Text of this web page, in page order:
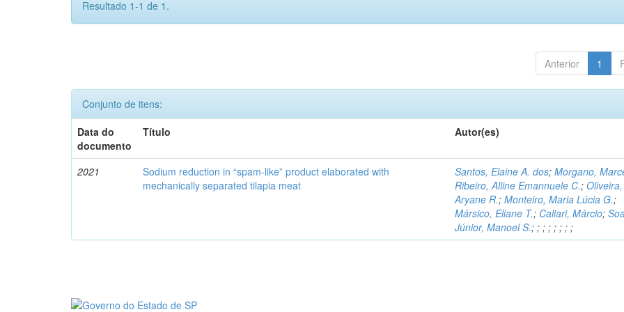
Resultado 1-1 de 1.
Anterior 1
Conjunto de itens:
Data do
documento
Título Autor(es)
2021
Sodium reduction in “spam-like” product elaborated with
mechanically separated tilapia meat
Santos, Elaine A. dos;Morgano,
Ribeiro, Alline Emannuele C.;Oliveira,
Aryane R.;Monteiro, Maria Lúcia G.;
Mársico, Eliane T.; Caliari, Márcio;
Júnior, Manoel S.;;;;;;;;